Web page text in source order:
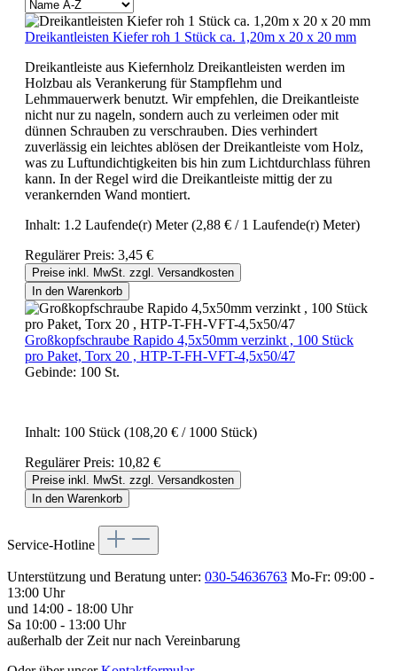
Dreikantleisten Kiefer roh 1 Stück ca. 1,20m x 20 x 20 mm
Dreikantleiste aus Kiefernholz Dreikantleisten werden im
Holzbau als Verankerung für Stampflehm und
Lehmmauerwerk benutzt. Wir empfehlen, die Dreikantleiste
nicht nur zu nageln, sondern auch zu verleimen oder mit
dünnen Schrauben zu verschrauben. Dies verhindert
zuverlässig ein leichtes ablösen der Dreikantleiste vom Holz,
was zu Luftundichtigkeiten bis hin zum Lichtdurchlass führen
kann. In der Regel wird die Dreikantleiste mittig der zu
verankernden Wand montiert.
Inhalt: 1.2 Laufende(r) Meter(2,88 € / 1 Laufende(r) Meter)
Regulärer Preis: 3,45 €
Preise inkl. MwSt. zzgl. Versandkosten
In den Warenkorb
Großkopfschraube Rapido 4,5x50mm verzinkt , 100 Stück
pro Paket, Torx 20 , HTP-T-FH-VFT-4,5x50/47
Gebinde: 100 St.
Inhalt: 100 Stück (108,20 € / 1000 Stück)
Regulärer Preis: 10,82 €
Preise inkl. MwSt. zzgl. Versandkosten
In den Warenkorb
Service-Hotline
Unterstützung und Beratung unter: 030-54636763 Mo-Fr: 09:00 -
13:00 Uhr
und 14:00 - 18:00 Uhr
Sa 10:00 - 13:00 Uhr
außerhalb der Zeit nur nach Vereinbarung